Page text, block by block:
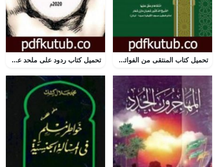
تحميل كتاب المنتقى من الفواتح 4 – فاتحةُ شهر ربيعٍ الأول PDF تأليف الشيخ الدكتور شعبان مازن شعار مجانا [كامل] تحميل كتاب ردود على ملحد عراقي PDF تأليف د. حامد العطية مجانا [كامل]